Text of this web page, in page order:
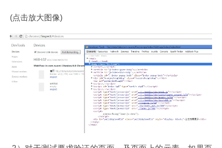
(点击放大图像)